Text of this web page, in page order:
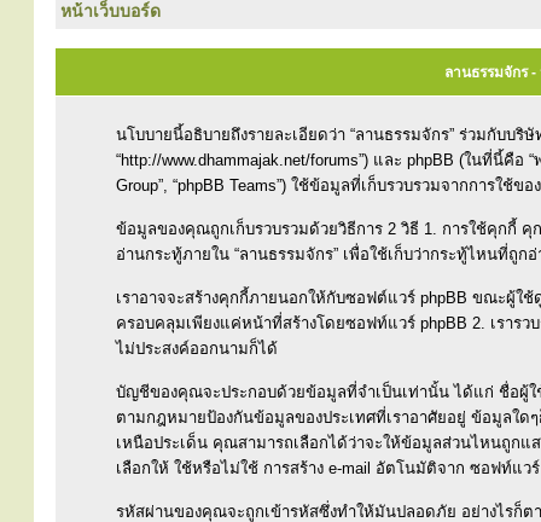
หน้าเว็บบอร์ด
ลานธรรมจักร
นโบบายนี้อธิบายถึงรายละเอียดว่า “ลานธรรมจักร” ร่วมกับบริษั
“http://www.dhammajak.net/forums”) และ phpBB (ในที่นี้คือ “
Group”, “phpBB Teams”) ใช้ข้อมูลที่เก็บรวบรวมจากการใช้
ข้อมูลของคุณถูกเก็บรวบรวมด้วยวิธีการ 2 วิธี 1. การใช้คุกกี้
อ่านกระทู้ภายใน “ลานธรรมจักร” เพื่อใช้เก็บว่ากระทู้ไหนที่ถู
เราอาจจะสร้างคุกกี้ภายนอกให้กับซอฟต์แวร์ phpBB ขณะผู้ใช้
ครอบคลุมเพียงแค่หน้าที่สร้างโดยซอฟท์แวร์ phpBB 2. เราร
ไม่ประสงค์ออกนามก็ได้
บัญชีของคุณจะประกอบด้วยข้อมูลที่จำเป็นเท่านั้น ได้แก่ ชื่อผู้
ตามกฎหมายป้องกันข้อมูลของประเทศที่เราอาศัยอยู่ ข้อมูลใด
เหนือประเด็น คุณสามารถเลือกได้ว่าจะให้ข้อมูลส่วนไหนถูก
เลือกให้ ใช้หรือไม่ใช้ การสร้าง e-mail อัตโนมัติจาก ซอฟท์แวร์
รหัสผ่านของคุณจะถูกเข้ารหัสซึ่งทำให้มันปลอดภัย อย่างไรก็